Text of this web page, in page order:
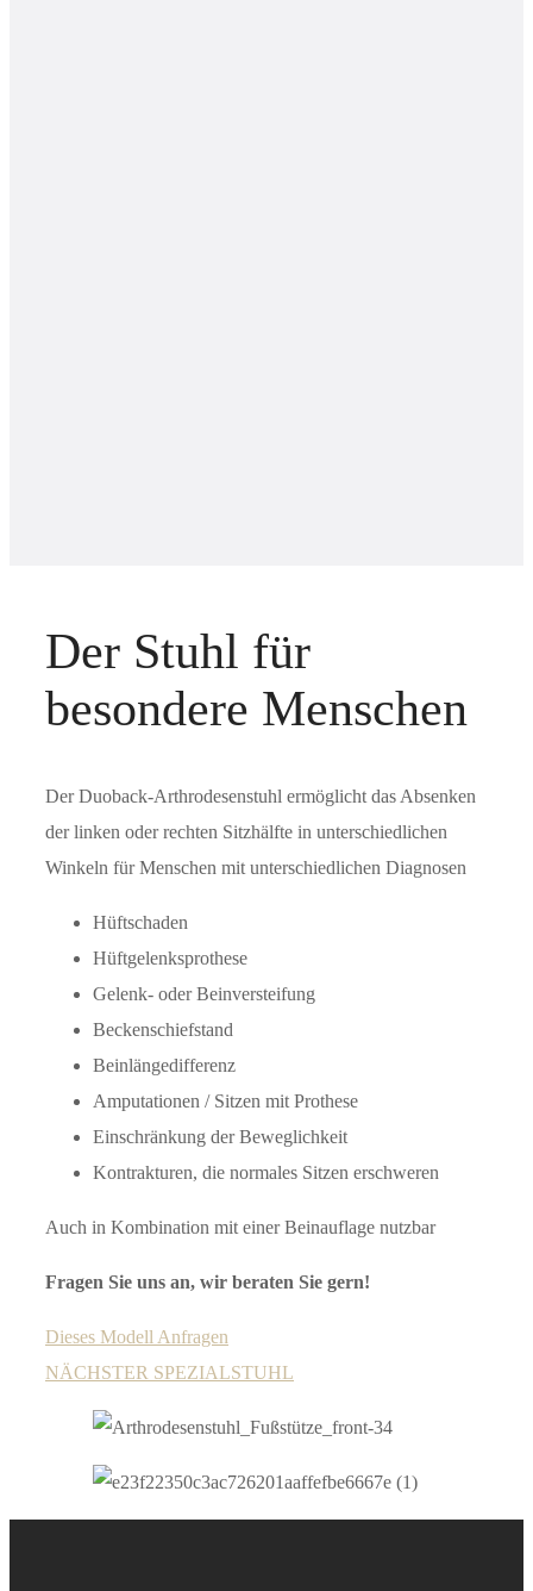
Der Stuhl für
besondere Menschen
Der Duoback-Arthrodesenstuhl ermöglicht das Absenken
der linken oder rechten Sitzhälfte in unterschiedlichen
Winkeln für Menschen mit unterschiedlichen Diagnosen
Hüftschaden
Hüftgelenksprothese
Gelenk- oder Beinversteifung
Beckenschiefstand
Beinlängedifferenz
Amputationen / Sitzen mit Prothese
Einschränkung der Beweglichkeit
Kontrakturen, die normales Sitzen erschweren
Auch in Kombination mit einer Beinauflage nutzbar
Fragen Sie uns an, wir beraten Sie gern!
Dieses Modell Anfragen
NÄCHSTER SPEZIALSTUHL